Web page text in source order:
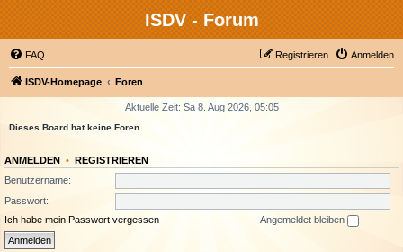
ISDV - Forum
FAQ Anmelden
Registrieren
ISDV-Homepage Foren
Aktuelle Zeit: Sa 8. Aug 2026, 05:05
Dieses Board hat keine Foren.
ANMELDEN • REGISTRIEREN
Benutzername:
Passwort:
Ich habe mein Passwort vergessen
Angemeldet bleiben